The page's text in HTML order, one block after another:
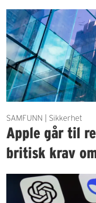
SAMFUNN | Sikkerhet
Apple går til
britisk krav